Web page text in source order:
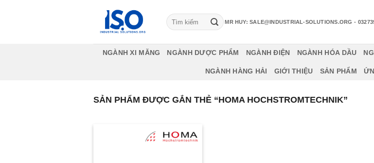
Tìm
kiếm:
MR HUY: SALE@INDUSTRIAL-SOLUTIONS.ORG -
NGÀNH XI MĂNG NGÀNH DƯỢC PHẨM NGÀNH ĐIỆN NGÀNH HÓA DẦU
NGÀNH HÀNG HẢI GIỚI THIỆU SẢN PHẨM
SẢN PHẨM ĐƯỢC GẮN THẺ “HOMA HOCHSTROMTECHNIK”